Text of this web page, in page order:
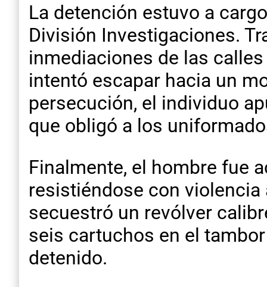
La detención estuvo a
División Investigaciones.
inmediaciones de las
intentó escapar hacia un
persecución, el individuo
que obligó a los
Finalmente, el hombre fue
resistiéndose con
secuestró un revólver
seis cartuchos en el
detenido.